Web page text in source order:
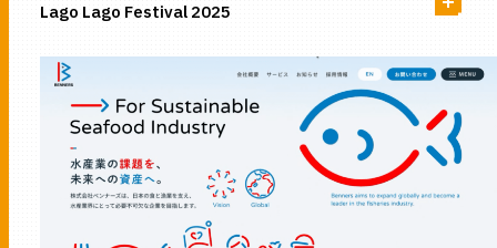
Lago Lago Festival 2025